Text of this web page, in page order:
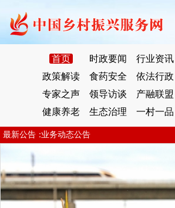
首页 时政要闻 行业资讯
政策解读
食药安全 依法行政
专家之声
领导访谈 产融联盟
健康养老
生态治理 一村一品
最新公告：业务动态公告
业务动态公告